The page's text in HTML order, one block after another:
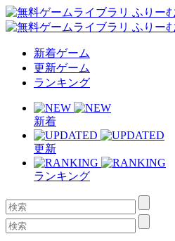
新着ゲーム
更新ゲーム
ランキング
新着
更新
ランキング